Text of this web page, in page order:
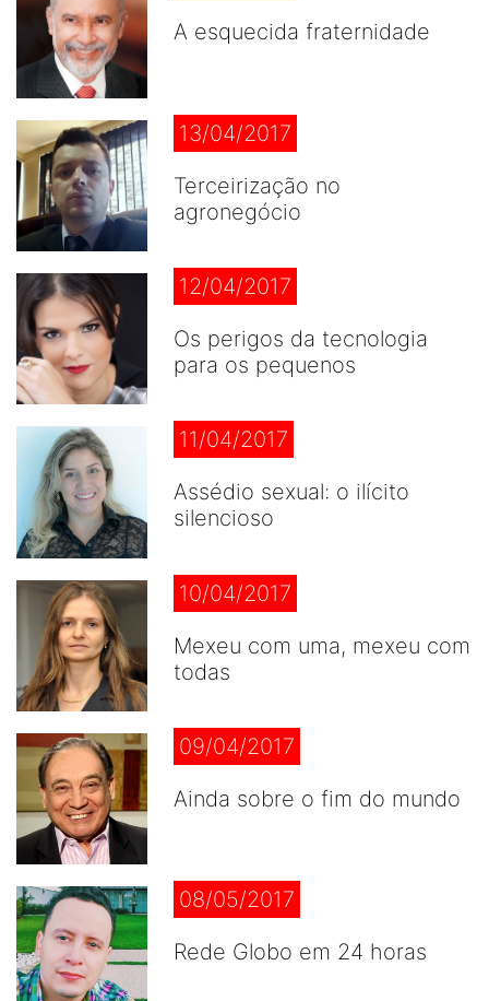
A esquecida fraternidade
13/04/2017
Terceirização no
agronegócio
12/04/2017
Os perigos da tecnologia
para os pequenos
11/04/2017
Assédio sexual: o ilícito
silencioso
10/04/2017
Mexeu com uma, mexeu com
todas
09/04/2017
Ainda sobre o fim do mundo
08/05/2017
Rede Globo em 24 horas